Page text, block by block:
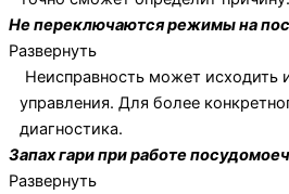
Не переключаются режимы на
Развернуть
Неисправность может исходить
управления. Для более
диагностика.
Запах гари при работе
Развернуть